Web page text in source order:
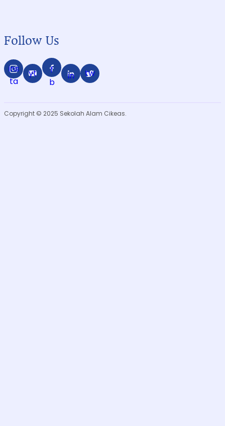
Follow Us
ins
ta
yt
f
b
in tw
Copyright © 2025 Sekolah Alam Cikeas.